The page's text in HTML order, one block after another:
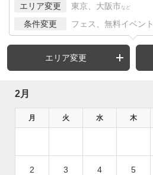
エリア変更 東京、大阪市 など
条件変更 フェス、無料イベント
エリア変更
2月
月 火 水 木
2 3 4 5